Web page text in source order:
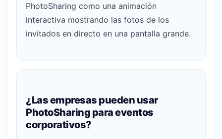
PhotoSharing como una animación
interactiva mostrando las fotos de los
invitados en directo en una pantalla grande.
¿Las empresas pueden usar
PhotoSharing para eventos
corporativos?